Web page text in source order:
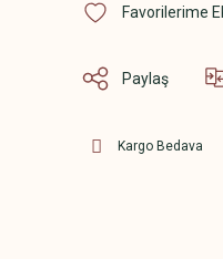
Paylaş
Kargo Bedava